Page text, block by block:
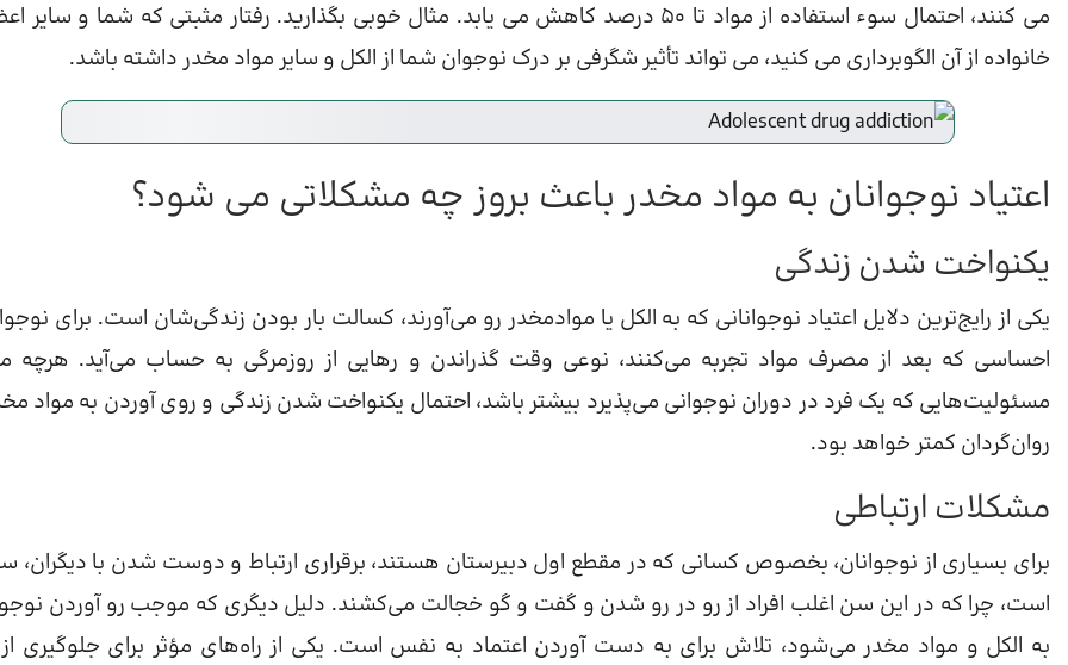
می کنند، احتمال سوء استفاده از مواد تا 50 درصد کاهش می یابد. مثال خوبی بگذارید. رفتار مثبتی که شما و
خانواده از آن الگوبرداری می کنید، می تواند تأثیر شگرفی بر درک نوجوان شما از الکل و سایر مواد مخدر داشته باشد.
اعتیاد نوجوانان به مواد مخدر باعث بروز چه مشکلاتی می شود؟
یکنواخت شدن زندگی
یکی از رایج‌ترین دلایل اعتیاد نوجوانانی که به الکل یا موادمخدر رو می‌آورند، کسالت بار بودن زندگی‌شان است. برای
احساسی که بعد از مصرف مواد تجربه می‌کنند، نوعی وقت گذراندن و رهایی از روزمرگی به حساب می‌آید. هرچه
مسئولیت‌هایی که یک فرد در دوران نوجوانی می‌پذیرد بیشتر باشد، احتمال یکنواخت شدن زندگی و روی آوردن به مواد
روان‌گردان کمتر خواهد بود.
مشکلات ارتباطی
برای بسیاری از نوجوانان، بخصوص کسانی که در مقطع اول دبیرستان هستند، برقراری ارتباط و دوست شدن با
است، چرا که در این سن اغلب افراد از رو در رو شدن و گفت و گو خجالت می‌کشند. دلیل دیگری که موجب رو آوردن
به الکل و مواد مخدر می‌شود، تلاش برای به دست آوردن اعتماد به نفس است. یکی از راه‌های مؤثر برای جلوگیری